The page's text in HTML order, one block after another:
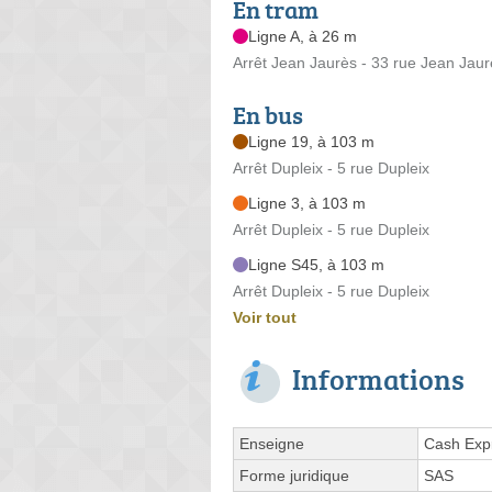
En tram
Ligne A, à 26 m
Arrêt Jean Jaurès - 33 rue Jean
En bus
Ligne 19, à 103 m
Arrêt Dupleix - 5 rue Dupleix
Ligne 3, à 103 m
Arrêt Dupleix - 5 rue Dupleix
Ligne S45, à 103 m
Arrêt Dupleix - 5 rue Dupleix
Voir tout
Informations
Enseigne
Cash
Forme juridique
SAS